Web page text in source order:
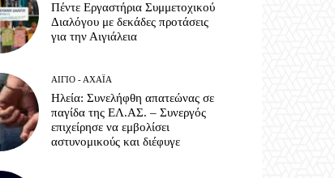
Πέντε Εργαστήρια Συμμετοχικού
Διαλόγου με δεκάδες προτάσεις
για την Αιγιάλεια
ΑΊΓΙΟ - ΑΧΑΪ́Α
Ηλεία: Συνελήφθη απατεώνας σε
παγίδα της ΕΛ.ΑΣ. – Συνεργός
επιχείρησε να εμβολίσει
αστυνομικούς και διέφυγε